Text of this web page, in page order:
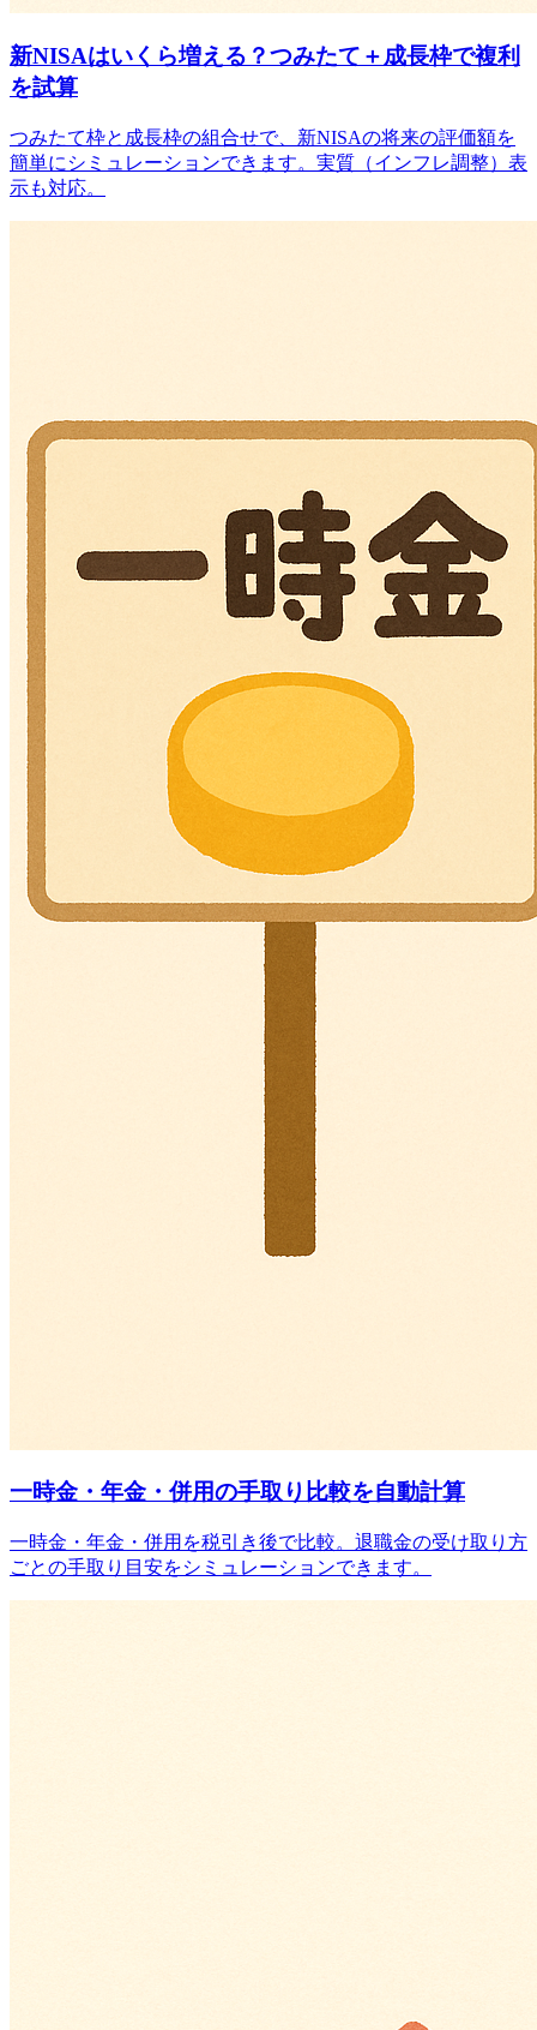
新NISAはいくら増える？つみたて＋成長枠で複利
を試算
つみたて枠と成長枠の組合せで、新NISAの将来の評価額を
簡単にシミュレーションできます。実質（インフレ調整）表
示も対応。
一時金・年金・併用の手取り比較を自動計算
一時金・年金・併用を税引き後で比較。退職金の受け取り方
ごとの手取り目安をシミュレーションできます。